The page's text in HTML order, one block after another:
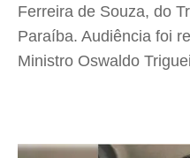
Ferreira de Souza, do
Paraíba. Audiência foi
Ministro Oswaldo